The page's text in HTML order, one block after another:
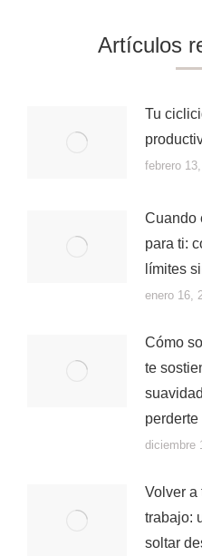
Artículos
Tu
febrero
Cuando
para ti:
límites
enero 16,
Cómo
te
perderte
diciembre
Volver a
trabajo:
soltar